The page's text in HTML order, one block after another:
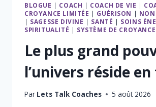
BLOGUE | COACH | COACH DE VIE |
CROYANCE LIMITÉE | GUÉRISON | NON
| SAGESSE DIVINE | SANTÉ | SOINS
SPIRITUALITÉ | SYSTÈME DE CROYANCE
Le plus grand
l’univers réside
Par Lets Talk Coaches 5 août 2026